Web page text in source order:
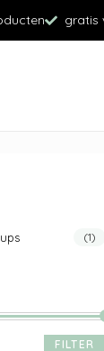
gratis
(1)
FILTER